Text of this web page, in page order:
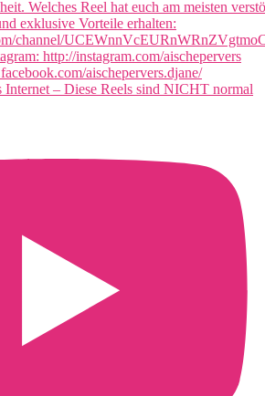
Internet – Diese Reels sind NICHT normal